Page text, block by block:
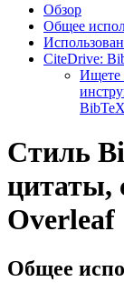
Обзор
Общее
CiteDrive:
Ищете
Стиль
цитаты,
Overleaf
Общее